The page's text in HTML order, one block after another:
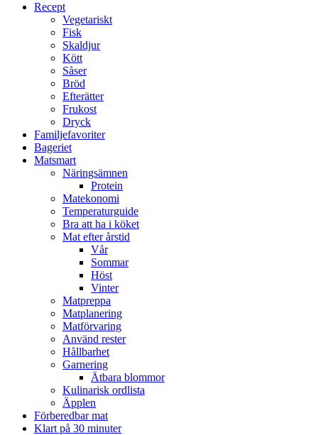
sökfältRecept
Vegetariskt
Fisk
Skaldjur
Kött
Såser
Bröd
Efterätter
Frukost
Dryck
Familjefavoriter
Bageriet
Matsmart
Näringsämnen
Protein
Matekonomi
Temperaturguide
Bra att ha i köket
Mat efter årstid
Vår
Sommar
Höst
Vinter
Matpreppa
Matplanering
Matförvaring
Använd rester
Hållbarhet
Garnering
Ätbara blommor
Kulinarisk ordlista
Äpplen
Förberedbar mat
Klart på 30 minuter